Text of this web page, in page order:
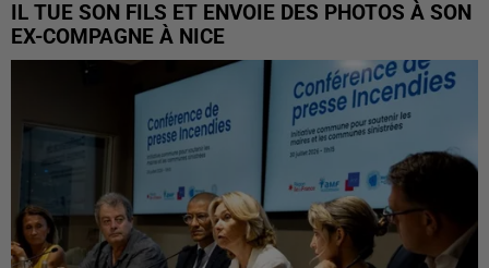
IL TUE SON FILS ET ENVOIE DES PHOTOS À SON
EX-COMPAGNE À NICE